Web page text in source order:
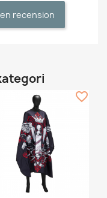
recension
favorite_border